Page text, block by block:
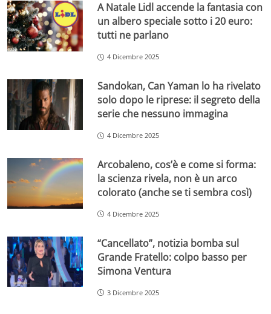
A Natale Lidl accende la fantasia con
un albero speciale sotto i 20 euro:
tutti ne parlano
4 Dicembre 2025
Sandokan, Can Yaman lo ha rivelato
solo dopo le riprese: il segreto della
serie che nessuno immagina
4 Dicembre 2025
Arcobaleno, cos’è e come si forma:
la scienza rivela, non è un arco
colorato (anche se ti sembra così)
4 Dicembre 2025
“Cancellato”, notizia bomba sul
Grande Fratello: colpo basso per
Simona Ventura
3 Dicembre 2025